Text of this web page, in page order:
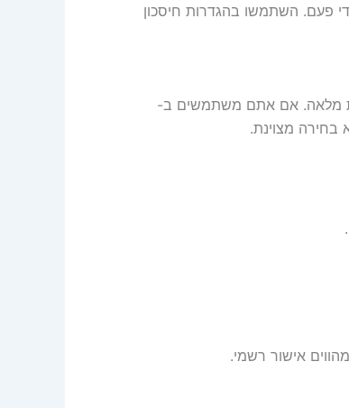
פעם. השתמשו בהגדרות חיסכון
מלאה. אם אתם משתמשים ב-
אישור רשמי.